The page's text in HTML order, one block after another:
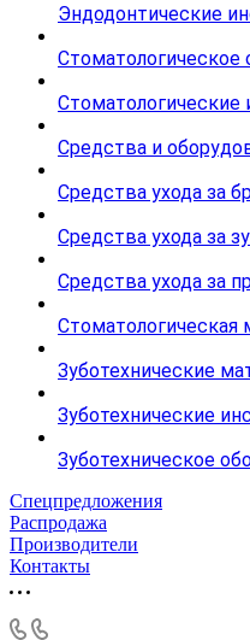
Эндодонтические
Стоматологическое
Средства и
Средства ухода за
Средства ухода за
Средства ухода за
Стоматологическая
Зуботехнические
Зуботехнические
Зуботехническое
Спецпредложения
Распродажа
Производители
Контакты